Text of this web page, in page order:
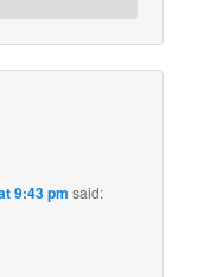
9:43 pm said: